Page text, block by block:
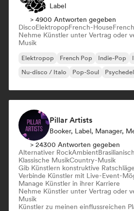
Label
> 4900 Antworten gegeben
DiscoElektropopFrench-House
Nehme Künstler unter Vertrag oder
Musik
Elektropop French Pop Indie-Pop
Nu-disco / Italo
Pop-Soul
Pillar Artists
> 24300 Antworten gegeben
Alternativer RockAmbient
Klassische MusikCountry-Musik
Gib Künstlern konstruktive Ratschläge
Verbinde Künstler mit Live-Event-
Manage Künstler in ihrer Karriere
Nehme Künstler unter Vertrag oder
Musik
Künstler zu meinen einflussreichen